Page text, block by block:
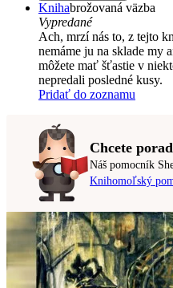
Knihabrožovaná väzba
Vypredané
Ach, mrzí nás to, z tejto
nemáme ju na sklade my
môžete mať šťastie v
nepredali posledné kusy.
Pridať do zoznamu
Chcete
Náš pomocník
Knihomoľský